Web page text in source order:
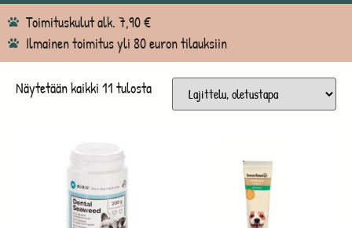
Toimituskulut alk. 7,90 €
Ilmainen toimitus yli 80 euron tilauksiin
Näytetään kaikki 11 tulosta